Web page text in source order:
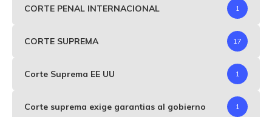
CORTE PENAL INTERNACIONAL 1
CORTE SUPREMA 17
Corte Suprema EE UU 1
Corte suprema exige garantias al gobierno 1